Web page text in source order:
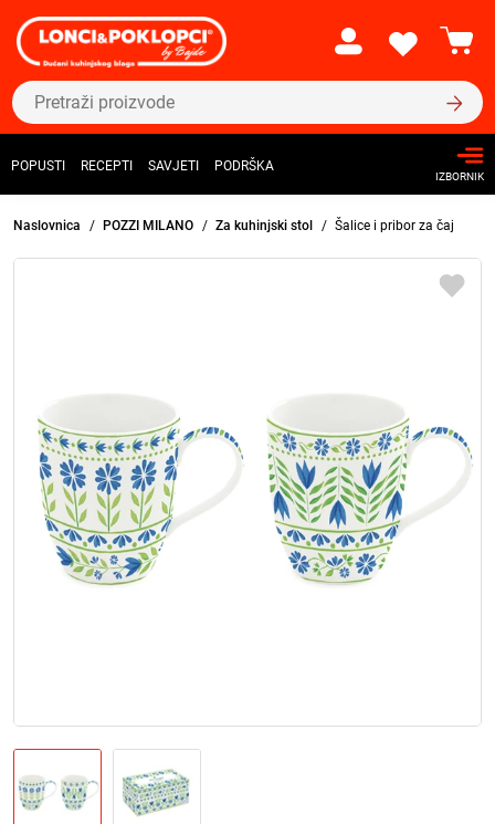
POPUSTI RECEPTI SAVJETI PODRŠKA
IZBORNIK
Naslovnica POZZI MILANO Za kuhinjski stol Šalice i pribor za čaj